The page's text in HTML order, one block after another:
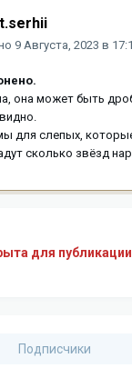
9 Августа, 2023 в
она может быть
для слепых,
сколько звёзд
для
Подписчики